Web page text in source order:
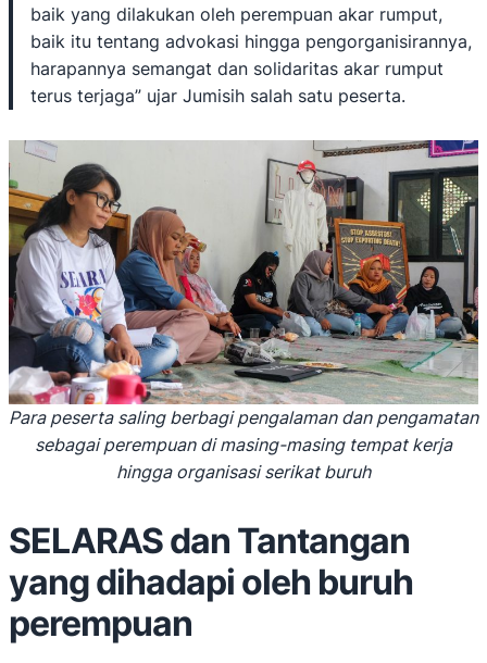
baik yang dilakukan oleh perempuan akar rumput,
baik itu tentang advokasi hingga pengorganisirannya,
harapannya semangat dan solidaritas akar rumput
terus terjaga” ujar Jumisih salah satu peserta.
Para peserta saling berbagi pengalaman dan pengamatan
sebagai perempuan di masing-masing tempat kerja
hingga organisasi serikat buruh
SELARAS dan Tantangan
yang dihadapi oleh buruh
perempuan